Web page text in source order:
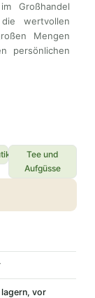
Großhandel
wertvollen
Mengen
persönlichen
Tee und
Aufgüsse
vor